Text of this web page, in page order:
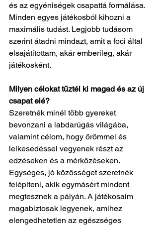
és az egyéniségek csapattá formálása.
Minden egyes játékosból kihozni a
maximális tudást. Legjobb tudásom
szerint átadni mindazt, amit a foci által
elsajátítottam, akár emberileg, akár
játékosként.
Milyen célokat tűztél ki magad és az új
csapat elé?
Szeretnék minél több gyereket
bevonzani a labdarúgás világába,
valamint célom, hogy örömmel és
lelkesedéssel vegyenek részt az
edzéseken és a mérkőzéseken.
Egységes, jó közösséget szeretnék
felépíteni, akik egymásért mindent
megtesznek a pályán. A játékosaim
magabiztosak legyenek, amihez
elengedhetetlen az egészséges